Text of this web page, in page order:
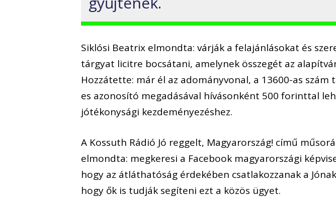
Siklósi Beatrix elmondta: várják a felajánlásokat és
tárgyat licitre bocsátani, amelynek összegét az
Hozzátette: már él az adományvonal, a 13600-as szám
es azonosító megadásával hívásonként 500 forinttal
jótékonysági kezdeményezéshez.
A Kossuth Rádió Jó reggelt, Magyarország! című
elmondta: megkeresi a Facebook magyarországi
hogy az átláthatóság érdekében csatlakozzanak a
hogy ők is tudják segíteni ezt a közös ügyet.